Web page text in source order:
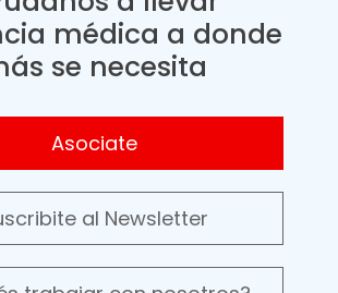
médica a donde
se necesita
Asociate
al Newsletter